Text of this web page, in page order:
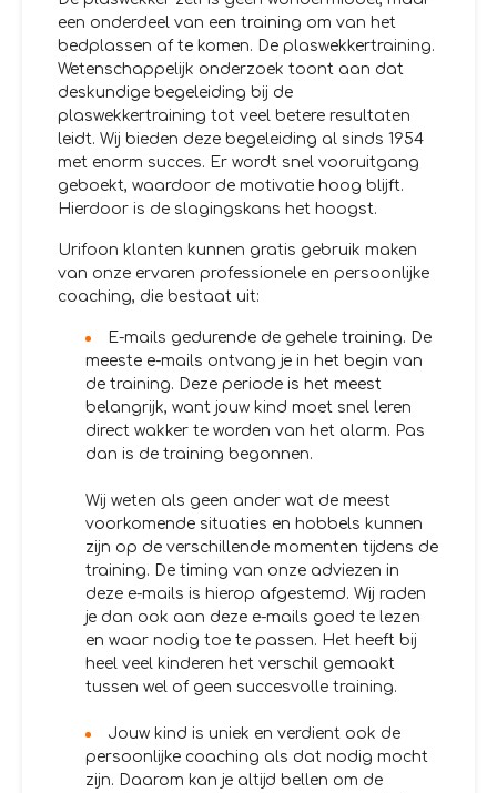
een onderdeel van een training om van het
bedplassen af te komen. De plaswekkertraining.
Wetenschappelijk onderzoek toont aan dat
deskundige begeleiding bij de
plaswekkertraining tot veel betere resultaten
leidt. Wij bieden deze begeleiding al sinds 1954
met enorm succes. Er wordt snel vooruitgang
geboekt, waardoor de motivatie hoog blijft.
Hierdoor is de slagingskans het hoogst.
Urifoon klanten kunnen gratis gebruik maken
van onze ervaren professionele en persoonlijke
coaching, die bestaat uit:
E-mails gedurende de gehele training. De
meeste e-mails ontvang je in het begin van
de training. Deze periode is het meest
belangrijk, want jouw kind moet snel leren
direct wakker te worden van het alarm. Pas
dan is de training begonnen.
Wij weten als geen ander wat de meest
voorkomende situaties en hobbels kunnen
zijn op de verschillende momenten tijdens de
training. De timing van onze adviezen in
deze e-mails is hierop afgestemd. Wij raden
je dan ook aan deze e-mails goed te lezen
en waar nodig toe te passen. Het heeft bij
heel veel kinderen het verschil gemaakt
tussen wel of geen succesvolle training.
Jouw kind is uniek en verdient ook de
persoonlijke coaching als dat nodig mocht
zijn. Daarom kan je altijd bellen om de